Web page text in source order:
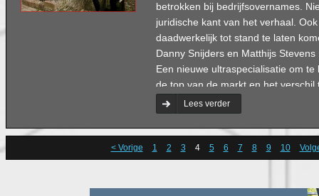
betrokken bij bedrijfsovernames.
juridische kant van het verhaal.
daadwerkelijk tot stand te laten
Danny Snijders en Matthijs
Een nieuwe ultraspecialisatie om
de top van de markt en het verschil
Lees verder
< Vorige 1 2 3 4 5 6 7 8 9 10